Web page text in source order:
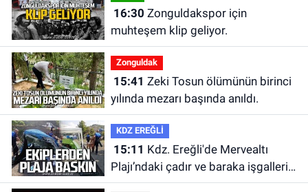
16:30
muhteşem klip geliyor.
Zonguldak
15:41
yılında mezarı başında anıldı.
KDZ EREĞLİ
15:11
Plajı’ndaki çadır ve baraka işgalleri
kaldırıldı.